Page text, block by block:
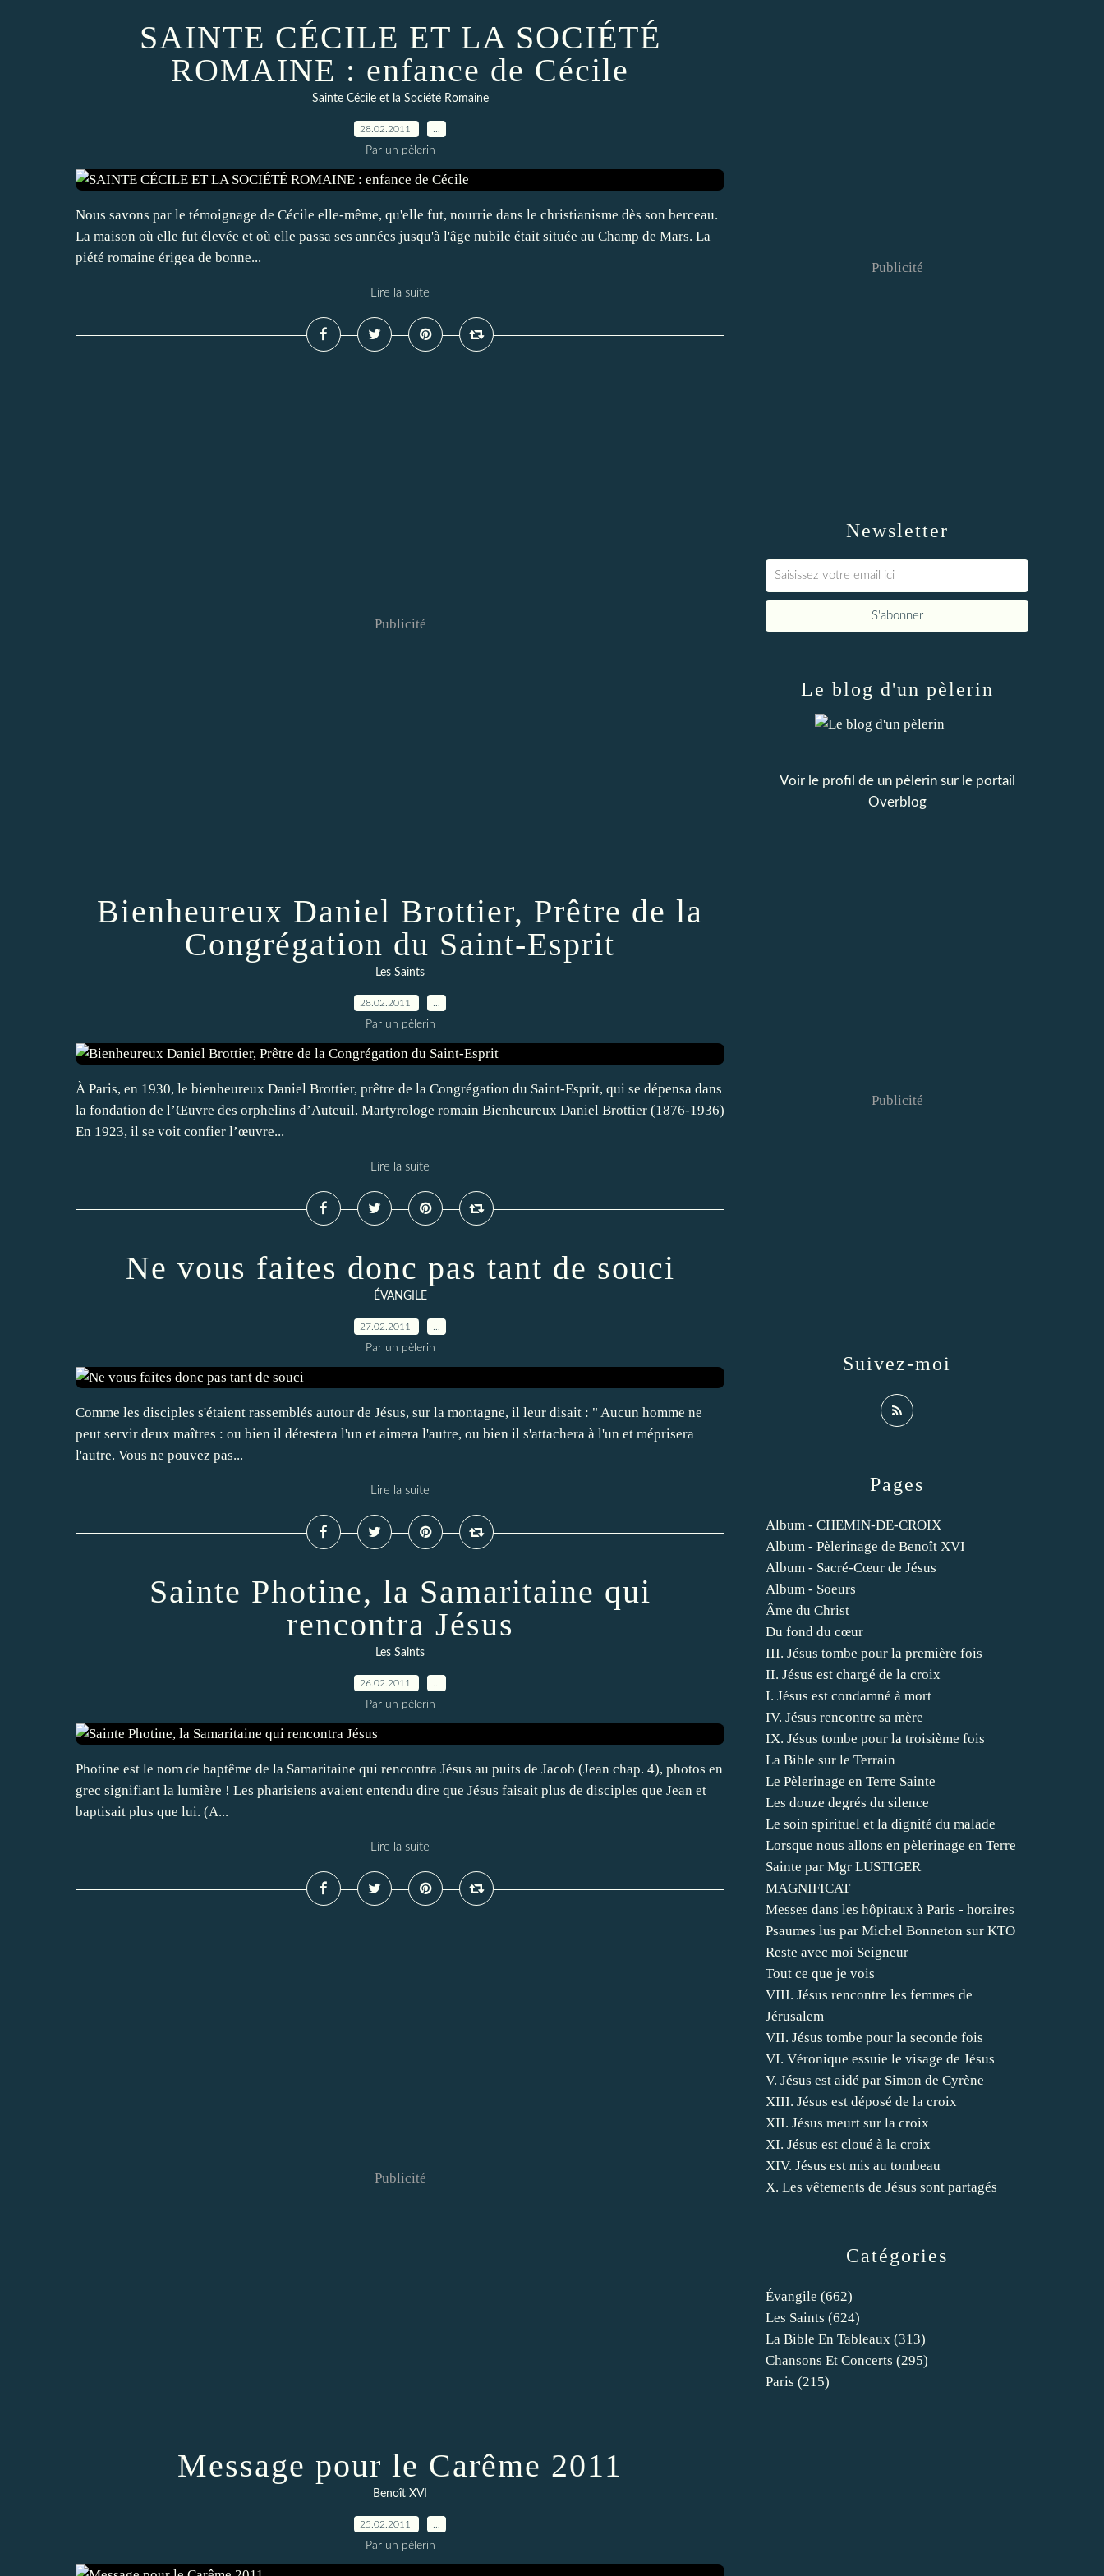
SAINTE CÉCILE ET LA SOCIÉTÉ
ROMAINE : enfance de Cécile
Sainte Cécile et la Société Romaine
28.02.2011
Par un pèlerin
Nous savons par le témoignage de Cécile elle-même, qu'elle fut, nourrie dans le christianisme dès son berceau.
La maison où elle fut élevée et où elle passa ses années jusqu'à l'âge nubile était située au Champ de Mars. La
piété romaine érigea de bonne...
Lire la suite
Publicité
Bienheureux Daniel Brottier, Prêtre de la
Congrégation du Saint-Esprit
Les Saints
28.02.2011
Par un pèlerin
À Paris, en 1930, le bienheureux Daniel Brottier, prêtre de la Congrégation du Saint-Esprit, qui se dépensa dans
la fondation de l’Œuvre des orphelins d’Auteuil. Martyrologe romain Bienheureux Daniel Brottier (1876-1936)
En 1923, il se voit confier l’œuvre...
Lire la suite
Ne vous faites donc pas tant de souci
ÉVANGILE
27.02.2011
Par un pèlerin
Comme les disciples s'étaient rassemblés autour de Jésus, sur la montagne, il leur disait : " Aucun homme ne
peut servir deux maîtres : ou bien il détestera l'un et aimera l'autre, ou bien il s'attachera à l'un et méprisera
l'autre. Vous ne pouvez pas...
Lire la suite
Sainte Photine, la Samaritaine qui
rencontra Jésus
Les Saints
26.02.2011
Par un pèlerin
Photine est le nom de baptême de la Samaritaine qui rencontra Jésus au puits de Jacob (Jean chap. 4), photos en
grec signifiant la lumière ! Les pharisiens avaient entendu dire que Jésus faisait plus de disciples que Jean et
baptisait plus que lui. (A...
Lire la suite
Publicité
Message pour le Carême 2011
Benoît XVI
25.02.2011
Par un pèlerin
Newsletter
Publicité
Catégories
Évangile (662)
Les Saints (624)
La Bible En Tableaux (313)
Chansons Et Concerts (295)
Paris (215)
Pages
Album - CHEMIN-DE-CROIX
Album - Pèlerinage de Benoît XVI
Album - Sacré-Cœur de Jésus
Album - Soeurs
Âme du Christ
Du fond du cœur
III. Jésus tombe pour la première fois
II. Jésus est chargé de la croix
I. Jésus est condamné à mort
IV. Jésus rencontre sa mère
IX. Jésus tombe pour la troisième fois
La Bible sur le Terrain
Le Pèlerinage en Terre Sainte
Les douze degrés du silence
Le soin spirituel et la dignité du malade
Lorsque nous allons en pèlerinage en Terre
Sainte par Mgr LUSTIGER
MAGNIFICAT
Messes dans les hôpitaux à Paris - horaires
Psaumes lus par Michel Bonneton sur KTO
Reste avec moi Seigneur
Tout ce que je vois
VIII. Jésus rencontre les femmes de
Jérusalem
VII. Jésus tombe pour la seconde fois
VI. Véronique essuie le visage de Jésus
V. Jésus est aidé par Simon de Cyrène
XIII. Jésus est déposé de la croix
XII. Jésus meurt sur la croix
XI. Jésus est cloué à la croix
XIV. Jésus est mis au tombeau
X. Les vêtements de Jésus sont partagés
Le blog d'un pèlerin
Voir le profil de un pèlerinsur le portail
Overblog
Suivez-moi
Publicité